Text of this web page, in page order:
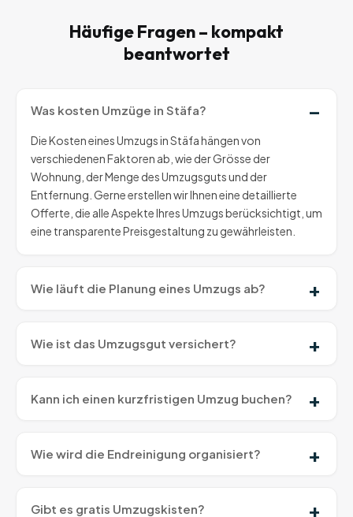
Häufige Fragen – kompakt
beantwortet
Was kosten Umzüge in Stäfa?
Die Kosten eines Umzugs in Stäfa hängen von
verschiedenen Faktoren ab, wie der Grösse der
Wohnung, der Menge des Umzugsguts und der
Entfernung. Gerne erstellen wir Ihnen eine detaillierte
Offerte, die alle Aspekte Ihres Umzugs berücksichtigt, um
eine transparente Preisgestaltung zu gewährleisten.
Wie läuft die Planung eines Umzugs ab?
Wie ist das Umzugsgut versichert?
Kann ich einen kurzfristigen Umzug buchen?
Wie wird die Endreinigung organisiert?
Gibt es gratis Umzugskisten?